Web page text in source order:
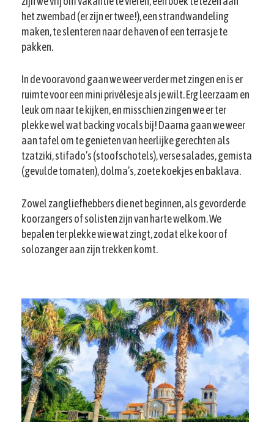
het zwembad (er zijn er twee!), een strandwandeling
maken, te slenteren naar de haven of een terrasje te
pakken.
In de vooravond gaan we weer verder met zingen en is er
ruimte voor een mini privélesje als je wilt. Erg leerzaam en
leuk om naar te kijken, en misschien zingen we er ter
plekke wel wat backing vocals bij! Daarna gaan we weer
aan tafel om te genieten van heerlijke gerechten als
tzatziki, stifado’s (stoofschotels), verse salades, gemista
(gevulde tomaten), dolma’s, zoete koekjes en baklava.
Zowel zangliefhebbers die net beginnen, als gevorderde
koorzangers of solisten zijn van harte welkom. We
bepalen ter plekke wie wat zingt, zodat elke koor of
solozanger aan zijn trekken komt.